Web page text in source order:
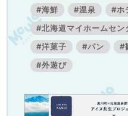
#海鮮
#温泉
#ホ
#北海道マイホームセン
#洋菓子
#パン
#
#外遊び